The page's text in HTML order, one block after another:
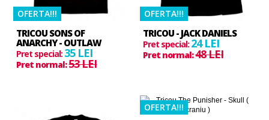
HOT
OFERTA!!!
TRICOU SONS OF
ANARCHY - OUTLAW
Pret special: 35 LEI
Pret normal:53 LEI
HOT
OFERTA!!!
TRICOU - JACK DANIELS
Pret special: 24 LEI
Pret normal:48 LEI
HOT
OFERTA!!!